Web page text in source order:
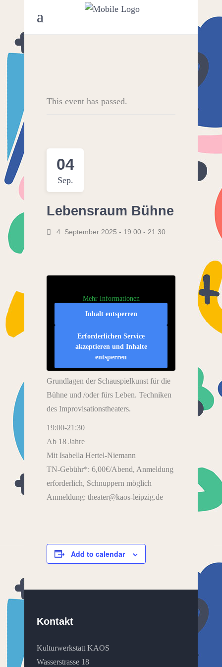
This event has passed.
04
Sep.
Lebensraum Bühne
4. September 2025 - 19:00 - 21:30
Mehr Informationen
Inhalt entsperren
Erforderlichen Service
akzeptieren und Inhalte
entsperren
Grundlagen der Schauspielkunst für die
Bühne und /oder fürs Leben. Techniken
des Improvisationstheaters.
19:00-21:30
Ab 18 Jahre
Mit Isabella Hertel-Niemann
TN-Gebühr*: 6,00€/Abend, Anmeldung
erforderlich, Schnuppern möglich
Anmeldung: theater@kaos-leipzig.de
Add to calendar
Kontakt
Kulturwerkstatt KAOS
Wasserstrasse 18